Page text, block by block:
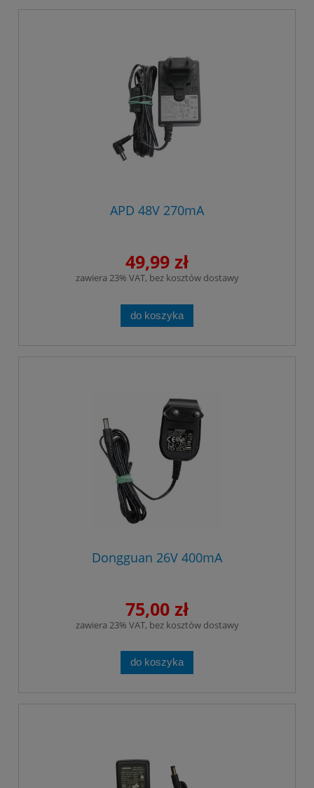
APD 48V 270mA
49,99 zł
zawiera 23% VAT, bez kosztów dostawy
do koszyka
Dongguan 26V 400mA
75,00 zł
zawiera 23% VAT, bez kosztów dostawy
do koszyka